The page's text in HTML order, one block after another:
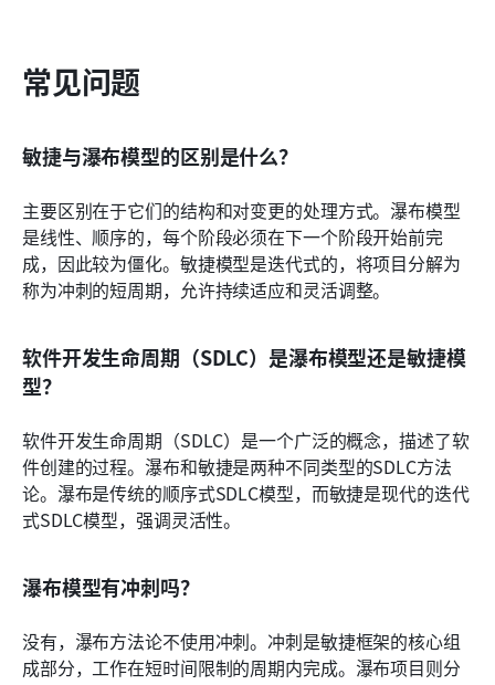
常见问题
敏捷与瀑布模型的区别是什么？
主要区别在于它们的结构和对变更的处理方式。瀑布模型
是线性、顺序的，每个阶段必须在下一个阶段开始前完
成，因此较为僵化。敏捷模型是迭代式的，将项目分解为
称为冲刺的短周期，允许持续适应和灵活调整。
软件开发生命周期（SDLC）是瀑布模型还是敏捷模
型？
软件开发生命周期（SDLC）是一个广泛的概念，描述了软
件创建的过程。瀑布和敏捷是两种不同类型的SDLC方法
论。瀑布是传统的顺序式SDLC模型，而敏捷是现代的迭代
式SDLC模型，强调灵活性。
瀑布模型有冲刺吗？
没有，瀑布方法论不使用冲刺。冲刺是敏捷框架的核心组
成部分，工作在短时间限制的周期内完成。瀑布项目则分